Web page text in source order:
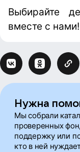
Выбирайте
вместе с нами!
Нужна
Мы собрали
проверенных
поддержку или
кто в ней